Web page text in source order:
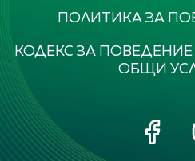
ПОЛИТИКА ЗА
КОДЕКС ЗА
ОБЩИ